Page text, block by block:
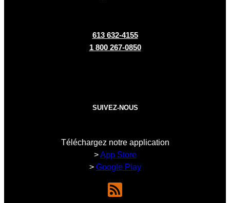
613 632-4155
1 800 267-0850
SUIVEZ-NOUS
Téléchargez notre application
>App Store
> Google Play